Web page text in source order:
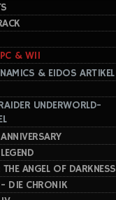
PC & WII
& EIDOS ARTIKEL
UNDERWORLD-
ANGEL OF DARKNESS
DIE CHRONIK